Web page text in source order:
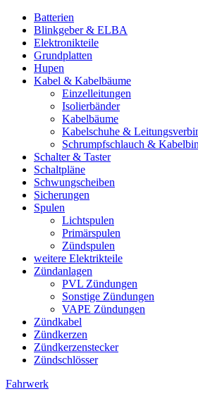
Batterien
Blinkgeber & ELBA
Elektronikteile
Grundplatten
Hupen
Kabel & Kabelbäume
Einzelleitungen
Isolierbänder
Kabelbäume
Kabelschuhe &
Schrumpfschlauch &
Schalter & Taster
Schaltpläne
Schwungscheiben
Sicherungen
Spulen
Lichtspulen
Primärspulen
Zündspulen
weitere Elektrikteile
Zündanlagen
PVL Zündungen
Sonstige Zündungen
VAPE Zündungen
Zündkabel
Zündkerzen
Zündkerzenstecker
Zündschlösser
Fahrwerk